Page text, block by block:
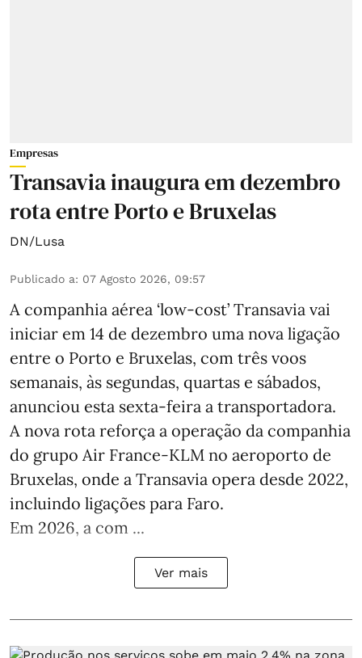
Empresas
Transavia inaugura em dezembro
rota entre Porto e Bruxelas
DN/Lusa
Publicado a: 07 Agosto 2026, 09:57
A companhia aérea ‘low-cost’ Transavia vai
iniciar em 14 de dezembro uma nova ligação
entre o Porto e Bruxelas, com três voos
semanais, às segundas, quartas e sábados,
anunciou esta sexta-feira a transportadora.
A nova rota reforça a operação da companhia
do grupo Air France-KLM no aeroporto de
Bruxelas, onde a Transavia opera desde 2022,
incluindo ligações para Faro.
Em 2026, a com ...
Ver mais